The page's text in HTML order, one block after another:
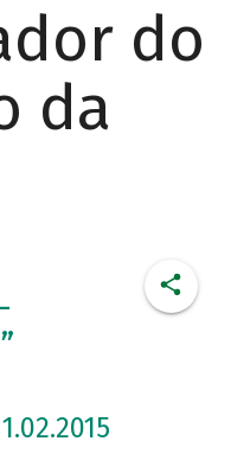
do
da